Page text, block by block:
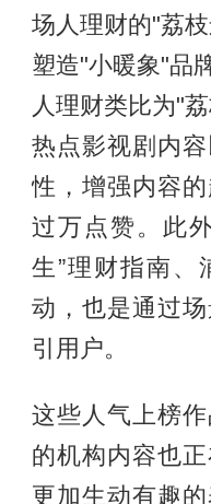
场人理财的"荔
塑造"小暖象"品
人理财类比为"
热点影视剧内
性，增强内容
过万点赞。此
生”理财指南、
动，也是通过
引用户。
这些人气上榜
的机构内容也
更加生动有趣